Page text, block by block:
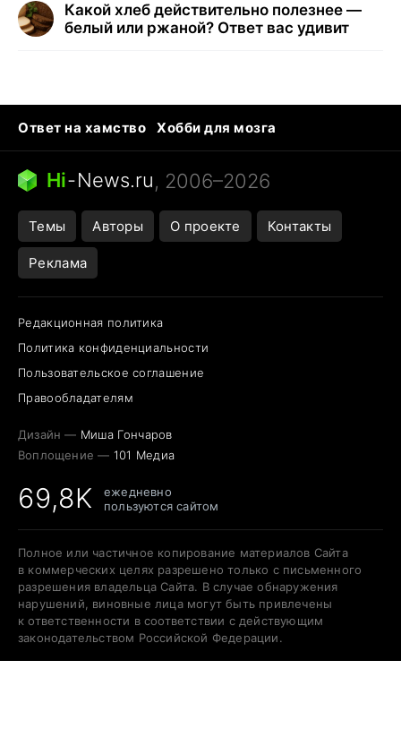
Какой хлеб действительно полезнее —
белый или ржаной? Ответ вас удивит
Ответ на хамство
Хобби для мозга
Бензин 100 vs 95
Тунцы в океанариуме
Следующая пандемия
Hi-News.ru, 2006–2026
Темы Авторы О проекте Контакты
Реклама
Редакционная политика
Политика конфиденциальности
Пользовательское соглашение
Правообладателям
Дизайн — Миша Гончаров
Воплощение — 101 Медиа
69,8K
ежедневно
пользуются сайтом
Полное или частичное копирование материалов Сайта
в коммерческих целях разрешено только с письменного
разрешения владельца Сайта. В случае обнаружения
нарушений, виновные лица могут быть привлечены
к ответственности в соответствии с действующим
законодательством Российской Федерации.